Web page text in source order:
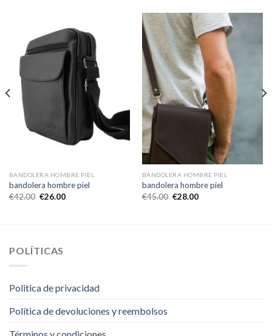
BANDOLERA HOMBRE PIEL
bandolera hombre piel
€42.00 €26.00
BANDOLERA HOMBRE PIEL
bandolera hombre piel
€45.00 €28.00
POLÍTICAS
Politica de privacidad
Política de devoluciones y reembolsos